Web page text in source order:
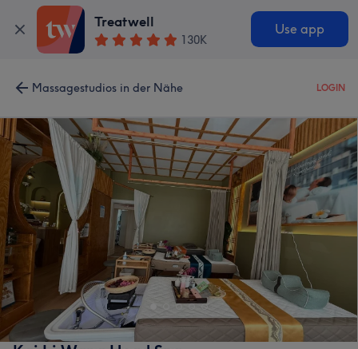
Treatwell
130K
Use app
Massagestudios in der Nähe LOGIN